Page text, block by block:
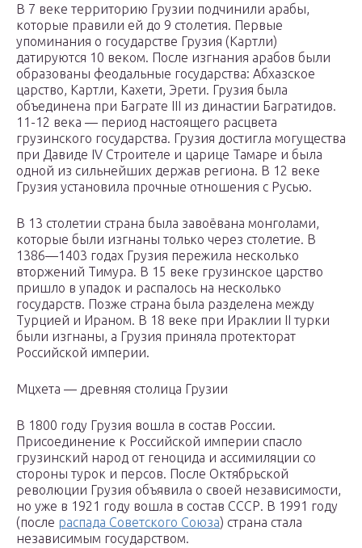
В 7 веке территорию Грузии подчинили арабы,
которые правили ей до 9 столетия. Первые
упоминания о государстве Грузия (Картли)
датируются 10 веком. После изгнания арабов были
образованы феодальные государства: Абхазское
царство, Картли, Кахети, Эрети. Грузия была
объединена при Баграте III из династии Багратидов.
11-12 века — период настоящего расцвета
грузинского государства. Грузия достигла могущества
при Давиде IV Строителе и царице Тамаре и была
одной из сильнейших держав региона. В 12 веке
Грузия установила прочные отношения с Русью.
В 13 столетии страна была завоёвана монголами,
которые были изгнаны только через столетие. В
1386—1403 годах Грузия пережила несколько
вторжений Тимура. В 15 веке грузинское царство
пришло в упадок и распалось на несколько
государств. Позже страна была разделена между
Турцией и Ираном. В 18 веке при Ираклии II турки
были изгнаны, а Грузия приняла протекторат
Российской империи.
Мцхета — древняя столица Грузии
В 1800 году Грузия вошла в состав России.
Присоединение к Российской империи спасло
грузинский народ от геноцида и ассимиляции со
стороны турок и персов. После Октябрьской
революции Грузия объявила о своей независимости,
но уже в 1921 году вошла в состав СССР. В 1991 году
(после распада Советского Союза) страна стала
независимым государством.